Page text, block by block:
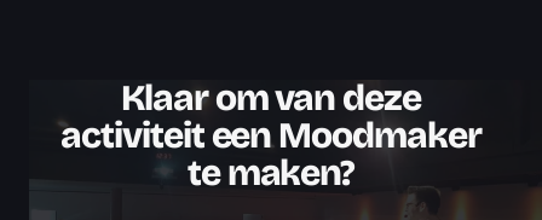
Klaar om van deze
activiteit een Moodmaker
te maken?